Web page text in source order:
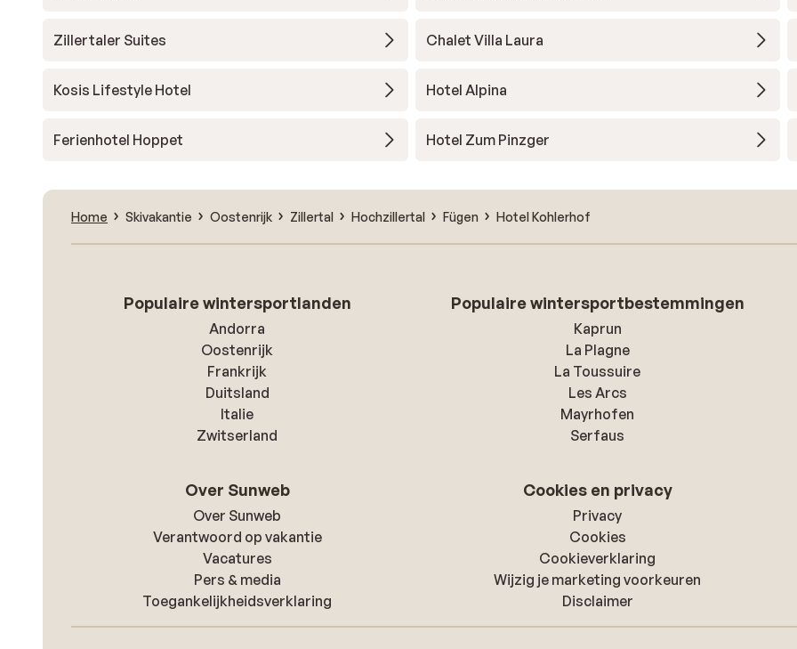
Zillertaler Suites Chalet Villa Laura
Kosis Lifestyle Hotel Hotel Alpina
Ferienhotel Hoppet Hotel Zum Pinzger
Home Skivakantie Oostenrijk Zillertal Hochzillertal Fügen Hotel Kohlerhof
Populaire wintersportlanden
Andorra
Oostenrijk
Frankrijk
Duitsland
Italie
Zwitserland
Populaire wintersportbestemmingen
Kaprun
La Plagne
La Toussuire
Les Arcs
Mayrhofen
Serfaus
Over Sunweb
Over Sunweb
Verantwoord op vakantie
Vacatures
Pers & media
Toegankelijkheidsverklaring
Cookies en privacy
Privacy
Cookies
Cookieverklaring
Wijzig je marketing voorkeuren
Disclaimer